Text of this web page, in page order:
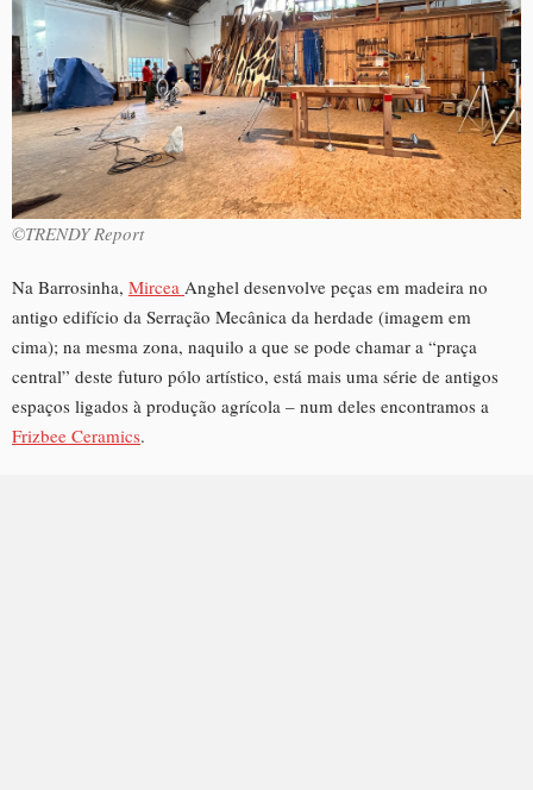
©TRENDY Report
Na Barrosinha, Mircea Anghel desenvolve peças em madeira no
antigo edifício da Serração Mecânica da herdade (imagem em
cima); na mesma zona, naquilo a que se pode chamar a “praça
central” deste futuro pólo artístico, está mais uma série de antigos
espaços ligados à produção agrícola – num deles encontramos a
Frizbee Ceramics.